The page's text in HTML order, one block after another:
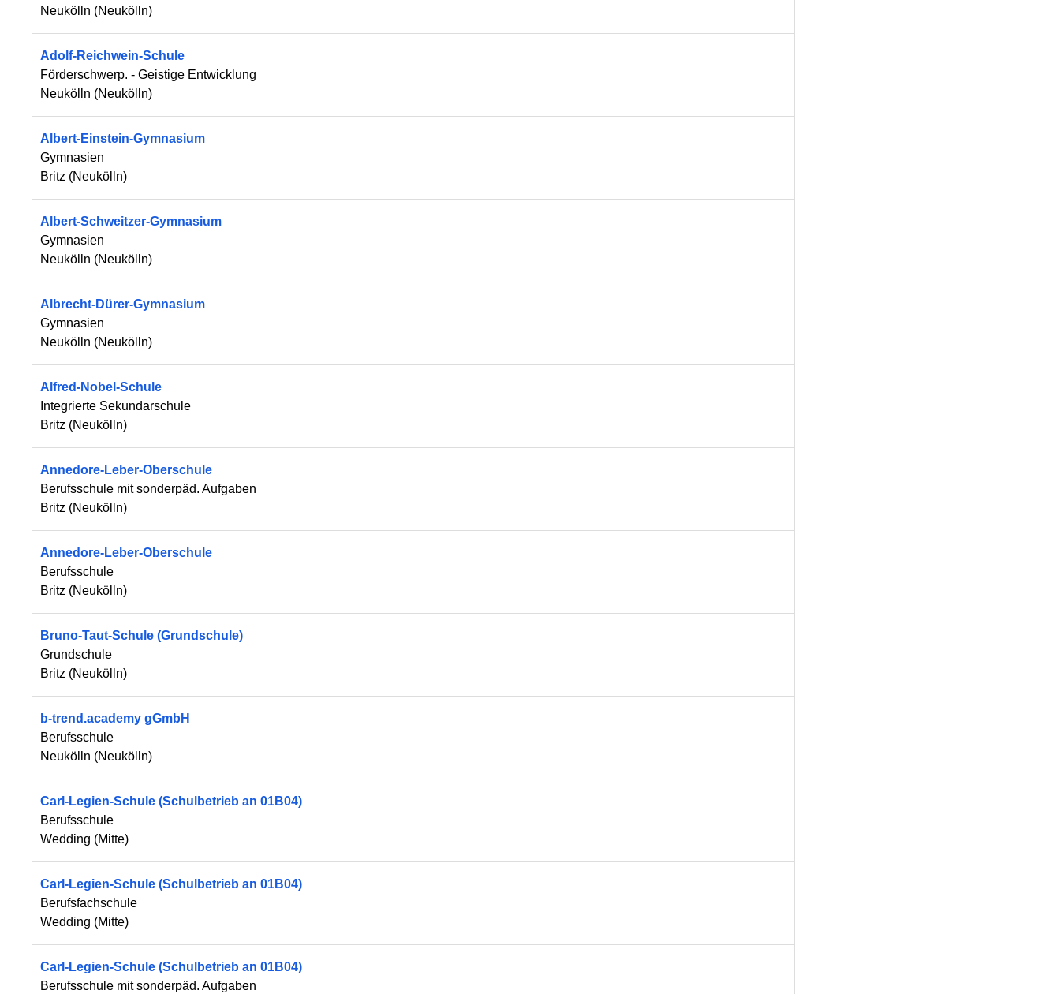
Neukölln (Neukölln)
Adolf-Reichwein-Schule
Förderschwerp. - Geistige Entwicklung
Neukölln (Neukölln)
Albert-Einstein-Gymnasium
Gymnasien
Britz (Neukölln)
Albert-Schweitzer-Gymnasium
Gymnasien
Neukölln (Neukölln)
Albrecht-Dürer-Gymnasium
Gymnasien
Neukölln (Neukölln)
Alfred-Nobel-Schule
Integrierte Sekundarschule
Britz (Neukölln)
Annedore-Leber-Oberschule
Berufsschule mit sonderpäd. Aufgaben
Britz (Neukölln)
Annedore-Leber-Oberschule
Berufsschule
Britz (Neukölln)
Bruno-Taut-Schule (Grundschule)
Grundschule
Britz (Neukölln)
b-trend.academy gGmbH
Berufsschule
Neukölln (Neukölln)
Carl-Legien-Schule (Schulbetrieb an 01B04)
Berufsschule
Wedding (Mitte)
Carl-Legien-Schule (Schulbetrieb an 01B04)
Berufsfachschule
Wedding (Mitte)
Carl-Legien-Schule (Schulbetrieb an 01B04)
Berufsschule mit sonderpäd. Aufgaben